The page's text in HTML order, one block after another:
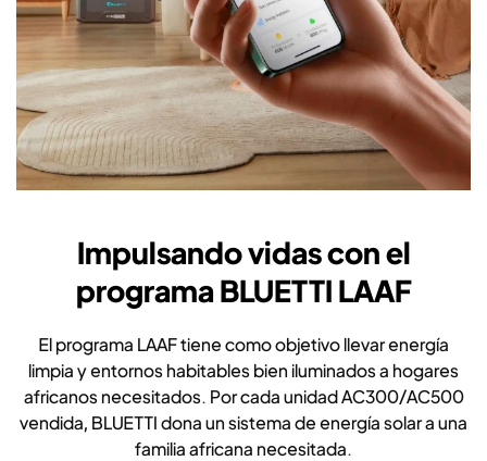
Impulsando vidas con el
programa BLUETTI LAAF
El programa LAAF tiene como objetivo llevar energía
limpia y entornos habitables bien iluminados a hogares
africanos necesitados. Por cada unidad AC300/AC500
vendida, BLUETTI dona un sistema de energía solar a una
familia africana necesitada.